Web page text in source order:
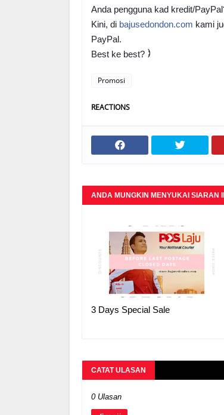
Anda pengguna kad kredit/
Kini, di bajusedondon.com kami
PayPal.
Best ke best? ;)
Promosi
REACTIONS
ANDA MUNGKIN MENYUKAI SIARAN
3 Days Special Sale
CATAT ULASAN
0 Ulasan